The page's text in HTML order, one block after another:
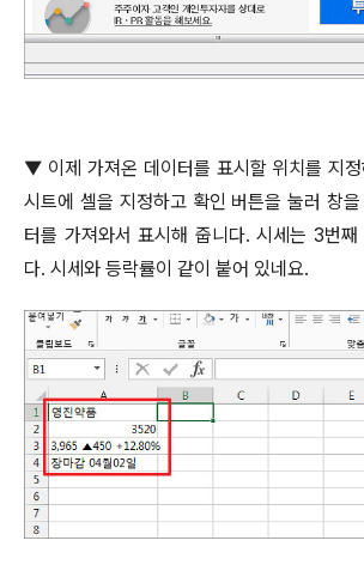
▼ 이제 가져온 데이터를 표시할 위치를 지
시트에 셀을 지정하고 확인 버튼을 눌러 창을
터를 가져와서 표시해 줍니다.시세는 3번째
다. 시세와 등락률이 같이 붙어 있네요.